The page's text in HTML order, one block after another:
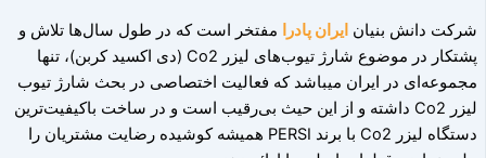
شرکت دانش بنیان ایران پادرا
مفتخر است که در طول سال‌ها تلاش و
پشتکار در موضوع شارژ تیوب‌های لیزر Co2 (دی اکسید کربن)، تنها
مجموعه‌ای در ایران میباشد که فعالیت اختصاصی در بحث شارژ تیوب
لیزر Co2 داشته و از این حیث بی‌رقیب است و در ساخت باکیفیت‌ترین
دستگاه لیزر Co2 با برند PERSI همیشه کوشیده رضایت مشتریان را